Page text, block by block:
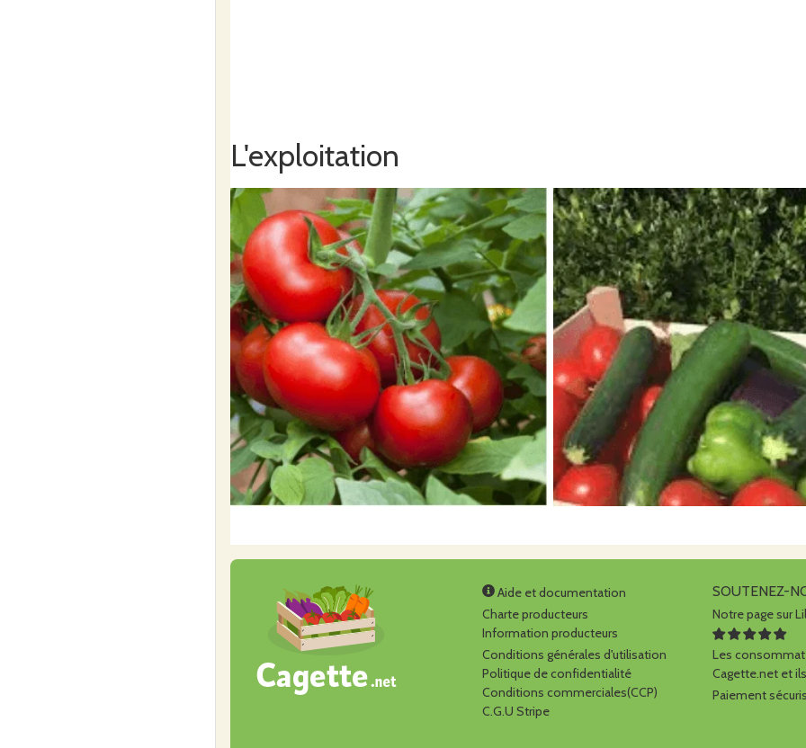
L'exploitation
Aide et documentation
Charte producteurs
Information producteurs
Conditions générales d'utilisation
Politique de confidentialité
Conditions commerciales(CCP)
C.G.U Stripe
SOUTENEZ-
Notre page sur
Les
Cagette.net et
Paiement